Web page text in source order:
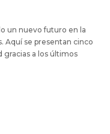
un nuevo futuro en la
Aquí se presentan cinco
gracias a los últimos